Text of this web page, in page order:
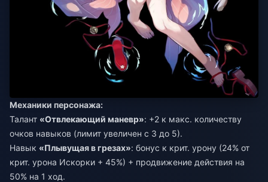
Механики персонажа:
Талант «Отвлекающий маневр»: +2 к макс. количеству
очков навыков (лимит увеличен с 3 до 5).
Навык «Плывущая в грезах»: бонус к крит. урону (24% от
крит. урона Искорки + 45%) + продвижение действия на
50% на 1 ход.